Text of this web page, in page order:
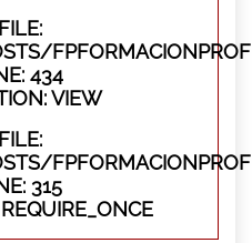
FILE:
434
VIEW
FILE:
315